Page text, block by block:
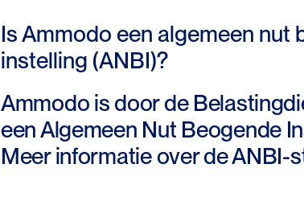
Is Ammodo een algemeen nut
instelling (ANBI)?
Ammodo is door de
een Algemeen Nut Beogende
Meer informatie over de ANBI-